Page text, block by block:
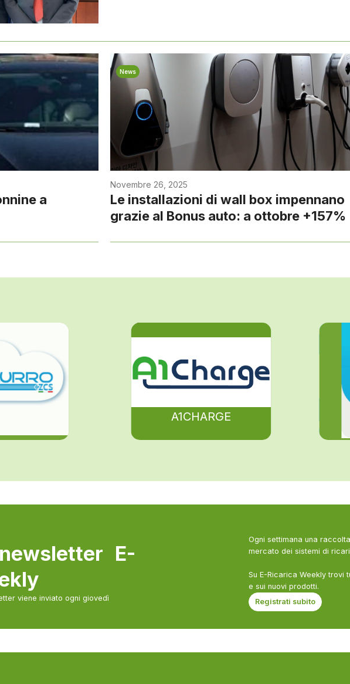
a
News
Novembre 26, 2025
Le installazioni di wall box impennano
grazie al Bonus auto: a ottobre +157%
A1CHARGE
E-
viene inviato ogni giovedì
Ogni settimana una
mercato dei sistemi di
Su E-Ricarica Weekly trovi
e sui nuovi prodotti.
Registrati subito